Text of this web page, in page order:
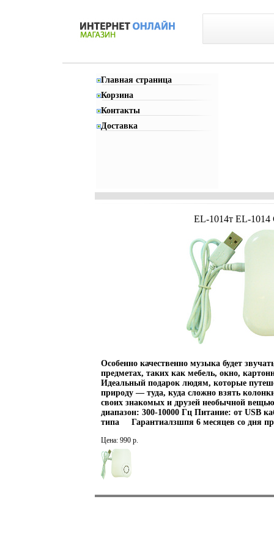
Главная страница
Корзина
Контакты
Доставка
EL-1014т EL-
Особенно качественно музыка будет
предметах, таких как мебель, окно,
Идеальный подарок людям, которые
природу — туда, куда сложно взять
своих знакомых и друзей необычной
диапазон: 300-10000 Гц Питание: от USB
типа Гарантиалзшпя 6 месяцев со дня
Цена: 990 р.